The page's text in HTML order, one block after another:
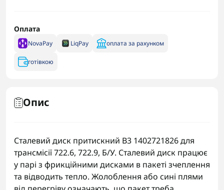
Оплата
NovaPay LiqPay оплата за рахунком
готівкою
Опис
Сталевий диск притискний B3 1402721826 для
трансмісії 722.6, 722.9, Б/У. Сталевий диск працює
у парі з фрикційними дисками в пакеті зчеплення
та відводить тепло. Жолоблення або сині плями